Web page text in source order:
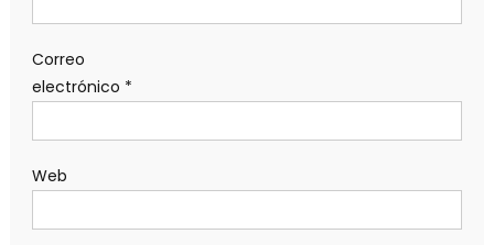
Correo
electrónico *
Web